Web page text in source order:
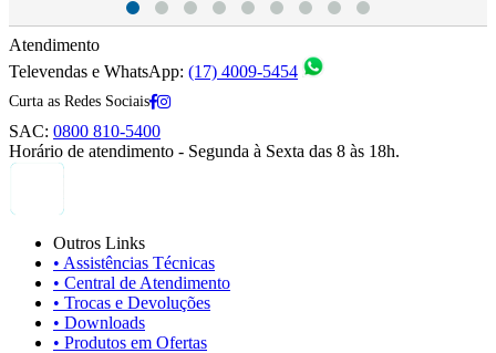
Atendimento
Televendas e WhatsApp: (17) 4009-5454
Curta as Redes Sociais
SAC: 0800 810-5400
Horário de atendimento - Segunda à Sexta das 8 às 18h.
Outros Links
• Assistências Técnicas
• Central de Atendimento
• Trocas e Devoluções
• Downloads
• Produtos em Ofertas